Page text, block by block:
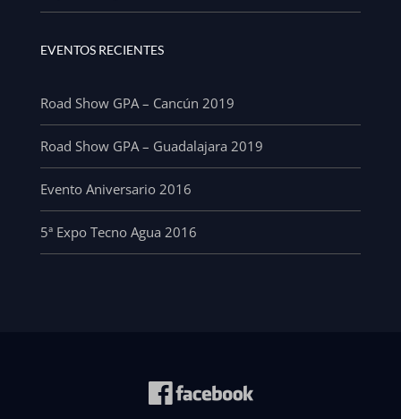
EVENTOS RECIENTES
Road Show GPA – Cancún 2019
Road Show GPA – Guadalajara 2019
Evento Aniversario 2016
5ª Expo Tecno Agua 2016